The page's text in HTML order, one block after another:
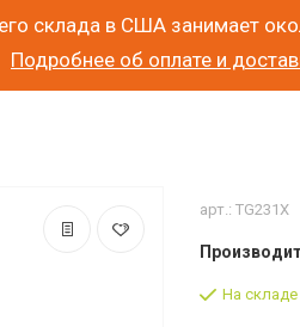
склада в США занимает
Подробнее об оплате и
арт.: TG231X
На